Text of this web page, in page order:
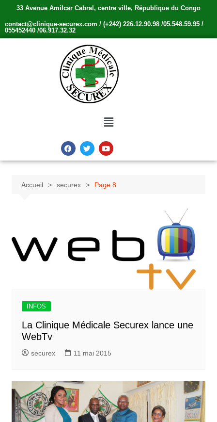
33 Avenue Amilcar Cabral, centre ville, République du Congo
contact@clinique-securex.com / (+242) 226.12.90.98 /05.548.59.95 /
055452440 /06.917.32.32
Accueil securex Page 8
INFOS
La Clinique Médicale Securex lance une
WebTv
securex 11 mai 2015